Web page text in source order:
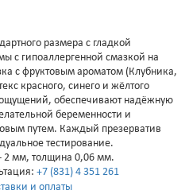
размера с гладкой
с гипоаллергенной смазкой на
с фруктовым ароматом (Клубника,
красного, синего и жёлтого
ощущений, обеспечивают надёжную
беременности и
путем. Каждый презерватив
тестирование.
2 мм, толщина 0,06 мм.
+7 (831) 4 351 261
и оплаты